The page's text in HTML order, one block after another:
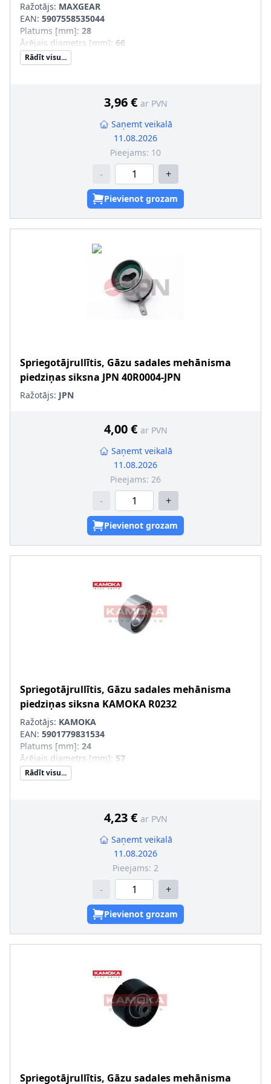
Ražotājs: MAXGEAR
EAN: 5907558535044
Platums [mm]: 28
Ārējais diametrs [mm]: 66
Rādīt visu...
3,96 € ar PVN
Saņemt veikalā
11.08.2026
Pieejams: 10
- +
Pievienot grozam
Spriegotājrullītis, Gāzu sadales mehānisma
piedziņas siksna JPN 40R0004-JPN
Ražotājs: JPN
4,00 € ar PVN
Saņemt veikalā
11.08.2026
Pieejams: 26
- +
Pievienot grozam
Spriegotājrullītis, Gāzu sadales mehānisma
piedziņas siksna KAMOKA R0232
Ražotājs: KAMOKA
EAN: 5901779831534
Platums [mm]: 24
Ārējais diametrs [mm]: 57
Rādīt visu...
4,23 € ar PVN
Saņemt veikalā
11.08.2026
Pieejams: 2
- +
Pievienot grozam
Spriegotājrullītis, Gāzu sadales mehānisma